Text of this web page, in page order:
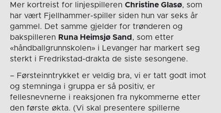
Mer kortreist for linjespilleren Christine Glasø, som
har vært Fjellhammer-spiller siden hun var seks år
gammel. Det samme gjelder for trønderen og
bakspilleren Runa Heimsjø Sand , som etter
«håndballgrunnskolen» i Levanger har markert seg
sterkt i Fredrikstad-drakta de siste sesongene.
– Førsteinntrykket er veldig bra, vi er tatt godt imot
og stemninga i gruppa er så positiv, er
fellesnevnerne i reaksjonen fra nykommerne etter
den første økta. (Vi skal presentere spillerne